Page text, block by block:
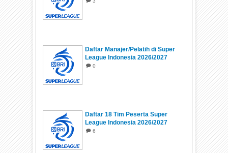
Daftar Manajer/Pelatih di Super
League Indonesia 2026/2027
0
Daftar 18 Tim Peserta Super
League Indonesia 2026/2027
6